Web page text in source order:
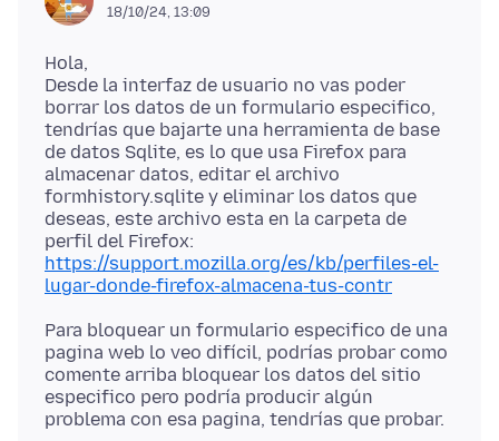
18/10/24, 13:09
Hola,
Desde la interfaz de usuario no vas poder
borrar los datos de un formulario especifico,
tendrías que bajarte una herramienta de base
de datos Sqlite, es lo que usa Firefox para
almacenar datos, editar el archivo
formhistory.sqlite y eliminar los datos que
deseas, este archivo esta en la carpeta de
https://support.mozilla.org/es/kb/perfiles-el-
lugar-donde-firefox-almacena-tus-contr
Para bloquear un formulario especifico de una
pagina web lo veo difícil, podrías probar como
comente arriba bloquear los datos del sitio
especifico pero podría producir algún